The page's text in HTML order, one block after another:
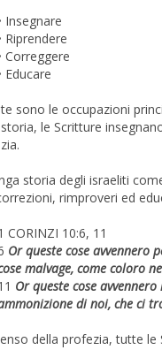
Insegnare
Riprendere
Correggere
Educare
sono le occupazioni
le Scritture
storia degli israeliti
rimproveri ed
CORINZI 10:6, 11
Or queste cose avvennero
malvage, come coloro
Or queste cose
di noi, che ci
della profezia, tutte